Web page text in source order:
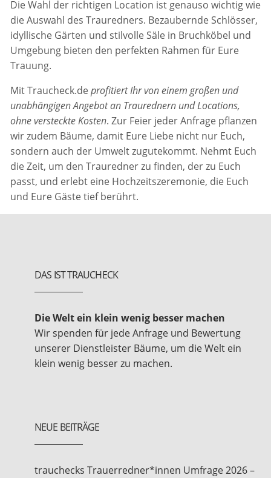
Die Wahl der richtigen Location ist genauso wichtig wie
die Auswahl des Trauredners. Bezaubernde Schlösser,
idyllische Gärten und stilvolle Säle in Bruchköbel und
Umgebung bieten den perfekten Rahmen für Eure
Trauung.
Mit Traucheck.deprofitiert Ihr von einem großen und
unabhängigen Angebot an Traurednern und Locations,
ohne versteckte Kosten. Zur Feier jeder Anfrage pflanzen
wir zudem Bäume, damit Eure Liebe nicht nur Euch,
sondern auch der Umwelt zugutekommt. Nehmt Euch
die Zeit, um den Trauredner zu finden, der zu Euch
passt, und erlebt eine Hochzeitszeremonie, die Euch
und Eure Gäste tief berührt.
DAS IST TRAUCHECK
Die Welt ein klein wenig besser machen
Wir spenden für jede Anfrage und Bewertung
unserer Dienstleister Bäume, um die Welt ein
klein wenig besser zu machen.
NEUE BEITRÄGE
trauchecks Trauerredner*innen Umfrage 2026 –